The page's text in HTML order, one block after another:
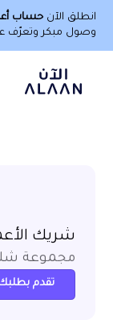
انطلق الآن حساب
وصول مبكر وتعرّف
شريك
مجموعة
تقدم بطلبك